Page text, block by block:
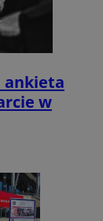
ankieta
w